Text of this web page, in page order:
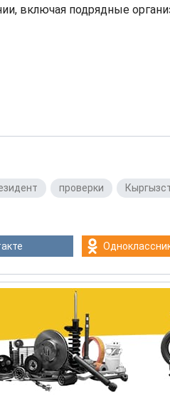
включая подрядные
проверки